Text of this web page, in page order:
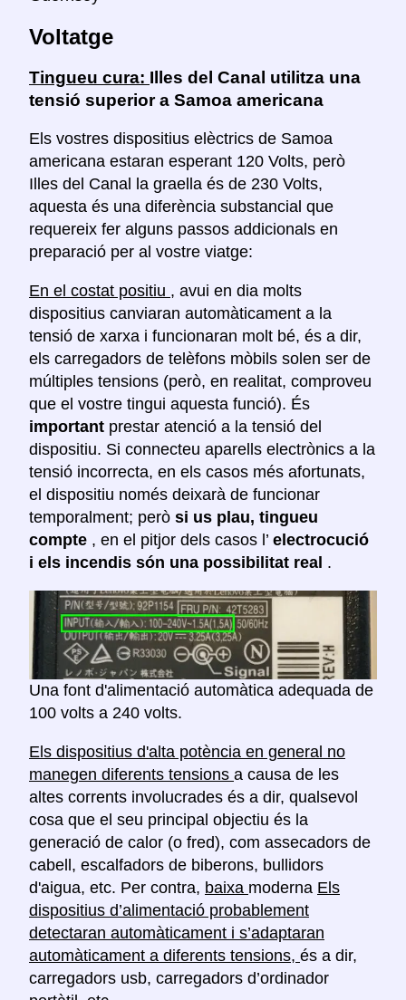
Voltatge
Tingueu cura: Illes del Canal utilitza una
tensió superior a Samoa americana
Els vostres dispositius elèctrics de Samoa
americana estaran esperant 120 Volts, però
Illes del Canal la graella és de 230 Volts,
aquesta és una diferència substancial que
requereix fer alguns passos addicionals en
preparació per al vostre viatge:
En el costat positiu , avui en dia molts
dispositius canviaran automàticament a la
tensió de xarxa i funcionaran molt bé, és a dir,
els carregadors de telèfons mòbils solen ser de
múltiples tensions (però, en realitat, comproveu
que el vostre tingui aquesta funció). És
important prestar atenció a la tensió del
dispositiu. Si connecteu aparells electrònics a la
tensió incorrecta, en els casos més afortunats,
el dispositiu només deixarà de funcionar
temporalment; però si us plau, tingueu
compte , en el pitjor dels casos l’ electrocució
i els incendis són una possibilitat real .
Una font d'alimentació automàtica adequada de
100 volts a 240 volts.
Els dispositius d'alta potència en general no
manegen diferents tensions a causa de les
altes corrents involucrades és a dir, qualsevol
cosa que el seu principal objectiu és la
generació de calor (o fred), com assecadors de
cabell, escalfadors de biberons, bullidors
d'aigua, etc. Per contra, baixa moderna Els
dispositius d’alimentació probablement
detectaran automàticament i s’adaptaran
automàticament a diferents tensions, és a dir,
carregadors usb, carregadors d’ordinador